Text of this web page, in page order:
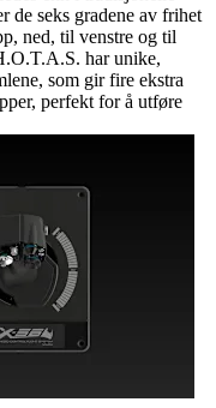
de seks gradene av frihet
ned, til venstre og til
har unike,
som gir fire ekstra
perfekt for å utføre